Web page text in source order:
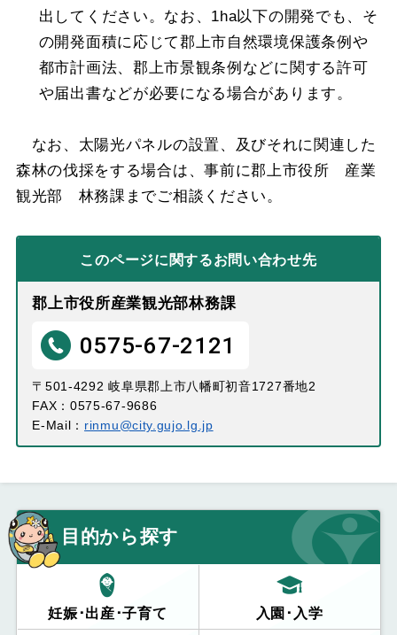
出してください。なお、1ha以下の開発でも、そ
の開発面積に応じて郡上市自然環境保護条例や
都市計画法、郡上市景観条例などに関する許可
や届出書などが必要になる場合があります。
なお、太陽光パネルの設置、及びそれに関連した
森林の伐採をする場合は、事前に郡上市役所 産業
観光部 林務課までご相談ください。
このページに関するお問い合わせ先
郡上市役所産業観光部林務課
0575-67-2121
〒501-4292 岐阜県郡上市八幡町初音1727番地2
FAX：0575-67-9686
E-Mail： rinmu@city.gujo.lg.jp
目的から探す
妊娠･出産･子育て 入園･入学